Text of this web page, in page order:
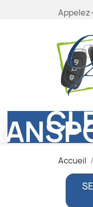
Accueil